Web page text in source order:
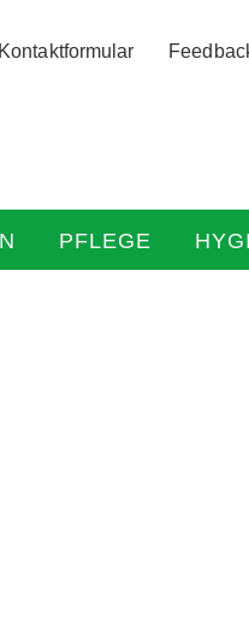
Kontaktformular
PFLEGE